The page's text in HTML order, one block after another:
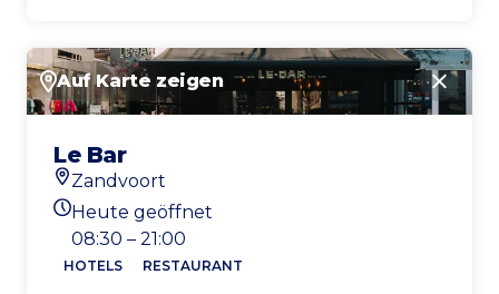
Auf Karte zeigen
Le Bar
Standort
Zandvoort
Heutigen Öffnungszeiten
Heute geöffnet
08:30 – 21:00
HOTELS RESTAURANT